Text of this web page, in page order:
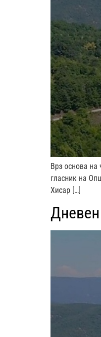
Врз основа
гласник на
Хисар […]